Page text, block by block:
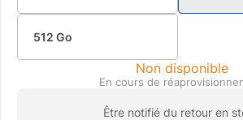
512 Go
Non disponible
En cours de
Être notifié du retour en